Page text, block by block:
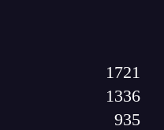
1721
1336
935